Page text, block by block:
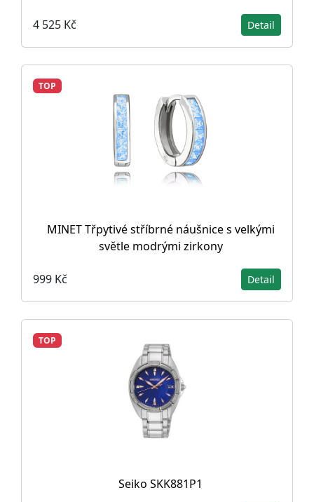
4 525 Kč Detail
TOP
MINET Třpytivé stříbrné náušnice s velkými
světle modrými zirkony
999 Kč Detail
TOP
Seiko SKK881P1